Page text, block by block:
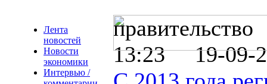
Лента
новостей
Новости
экономики
Интервью /
правительство
13:23 19-09-